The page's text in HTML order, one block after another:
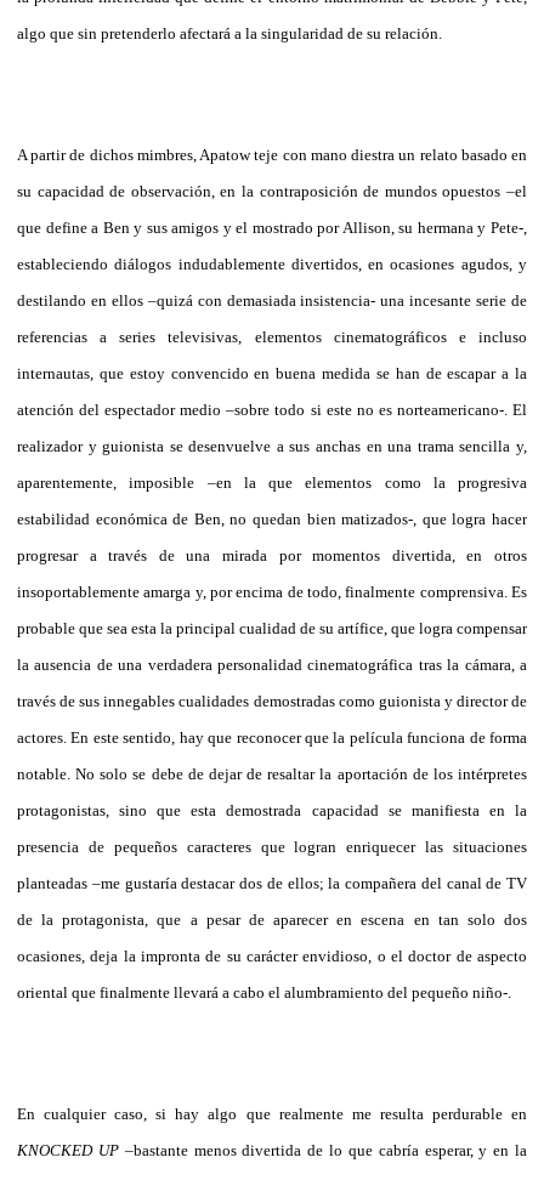
algo que sin pretenderlo afectará a la singularidad de su relación.
A partir de dichos mimbres, Apatow teje con mano diestra un relato basado en
su capacidad de observación, en la contraposición de mundos opuestos –el
que define a Ben y sus amigos y el mostrado por Allison, su hermana y Pete-,
estableciendo diálogos indudablemente divertidos, en ocasiones agudos, y
destilando en ellos –quizá con demasiada insistencia- una incesante serie de
referencias a series televisivas, elementos cinematográficos e incluso
internautas, que estoy convencido en buena medida se han de escapar a la
atención del espectador medio –sobre todo si este no es norteamericano-. El
realizador y guionista se desenvuelve a sus anchas en una trama sencilla y,
aparentemente, imposible –en la que elementos como la progresiva
estabilidad económica de Ben, no quedan bien matizados-, que logra hacer
progresar a través de una mirada por momentos divertida, en otros
insoportablemente amarga y, por encima de todo, finalmente comprensiva. Es
probable que sea esta la principal cualidad de su artífice, que logra compensar
la ausencia de una verdadera personalidad cinematográfica tras la cámara, a
través de sus innegables cualidades demostradas como guionista y director de
actores. En este sentido, hay que reconocer que la película funciona de forma
notable. No solo se debe de dejar de resaltar la aportación de los intérpretes
protagonistas, sino que esta demostrada capacidad se manifiesta en la
presencia de pequeños caracteres que logran enriquecer las situaciones
planteadas –me gustaría destacar dos de ellos; la compañera del canal de TV
de la protagonista, que a pesar de aparecer en escena en tan solo dos
ocasiones, deja la impronta de su carácter envidioso, o el doctor de aspecto
oriental que finalmente llevará a cabo el alumbramiento del pequeño niño-.
En cualquier caso, si hay algo que realmente me resulta perdurable en
KNOCKED UP–bastante menos divertida de lo que cabría esperar, y en la